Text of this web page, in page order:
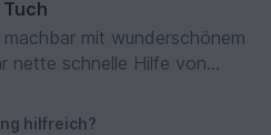
mit wunderschönem
nette schnelle Hilfe von
doch etwas nicht
hilfreich?